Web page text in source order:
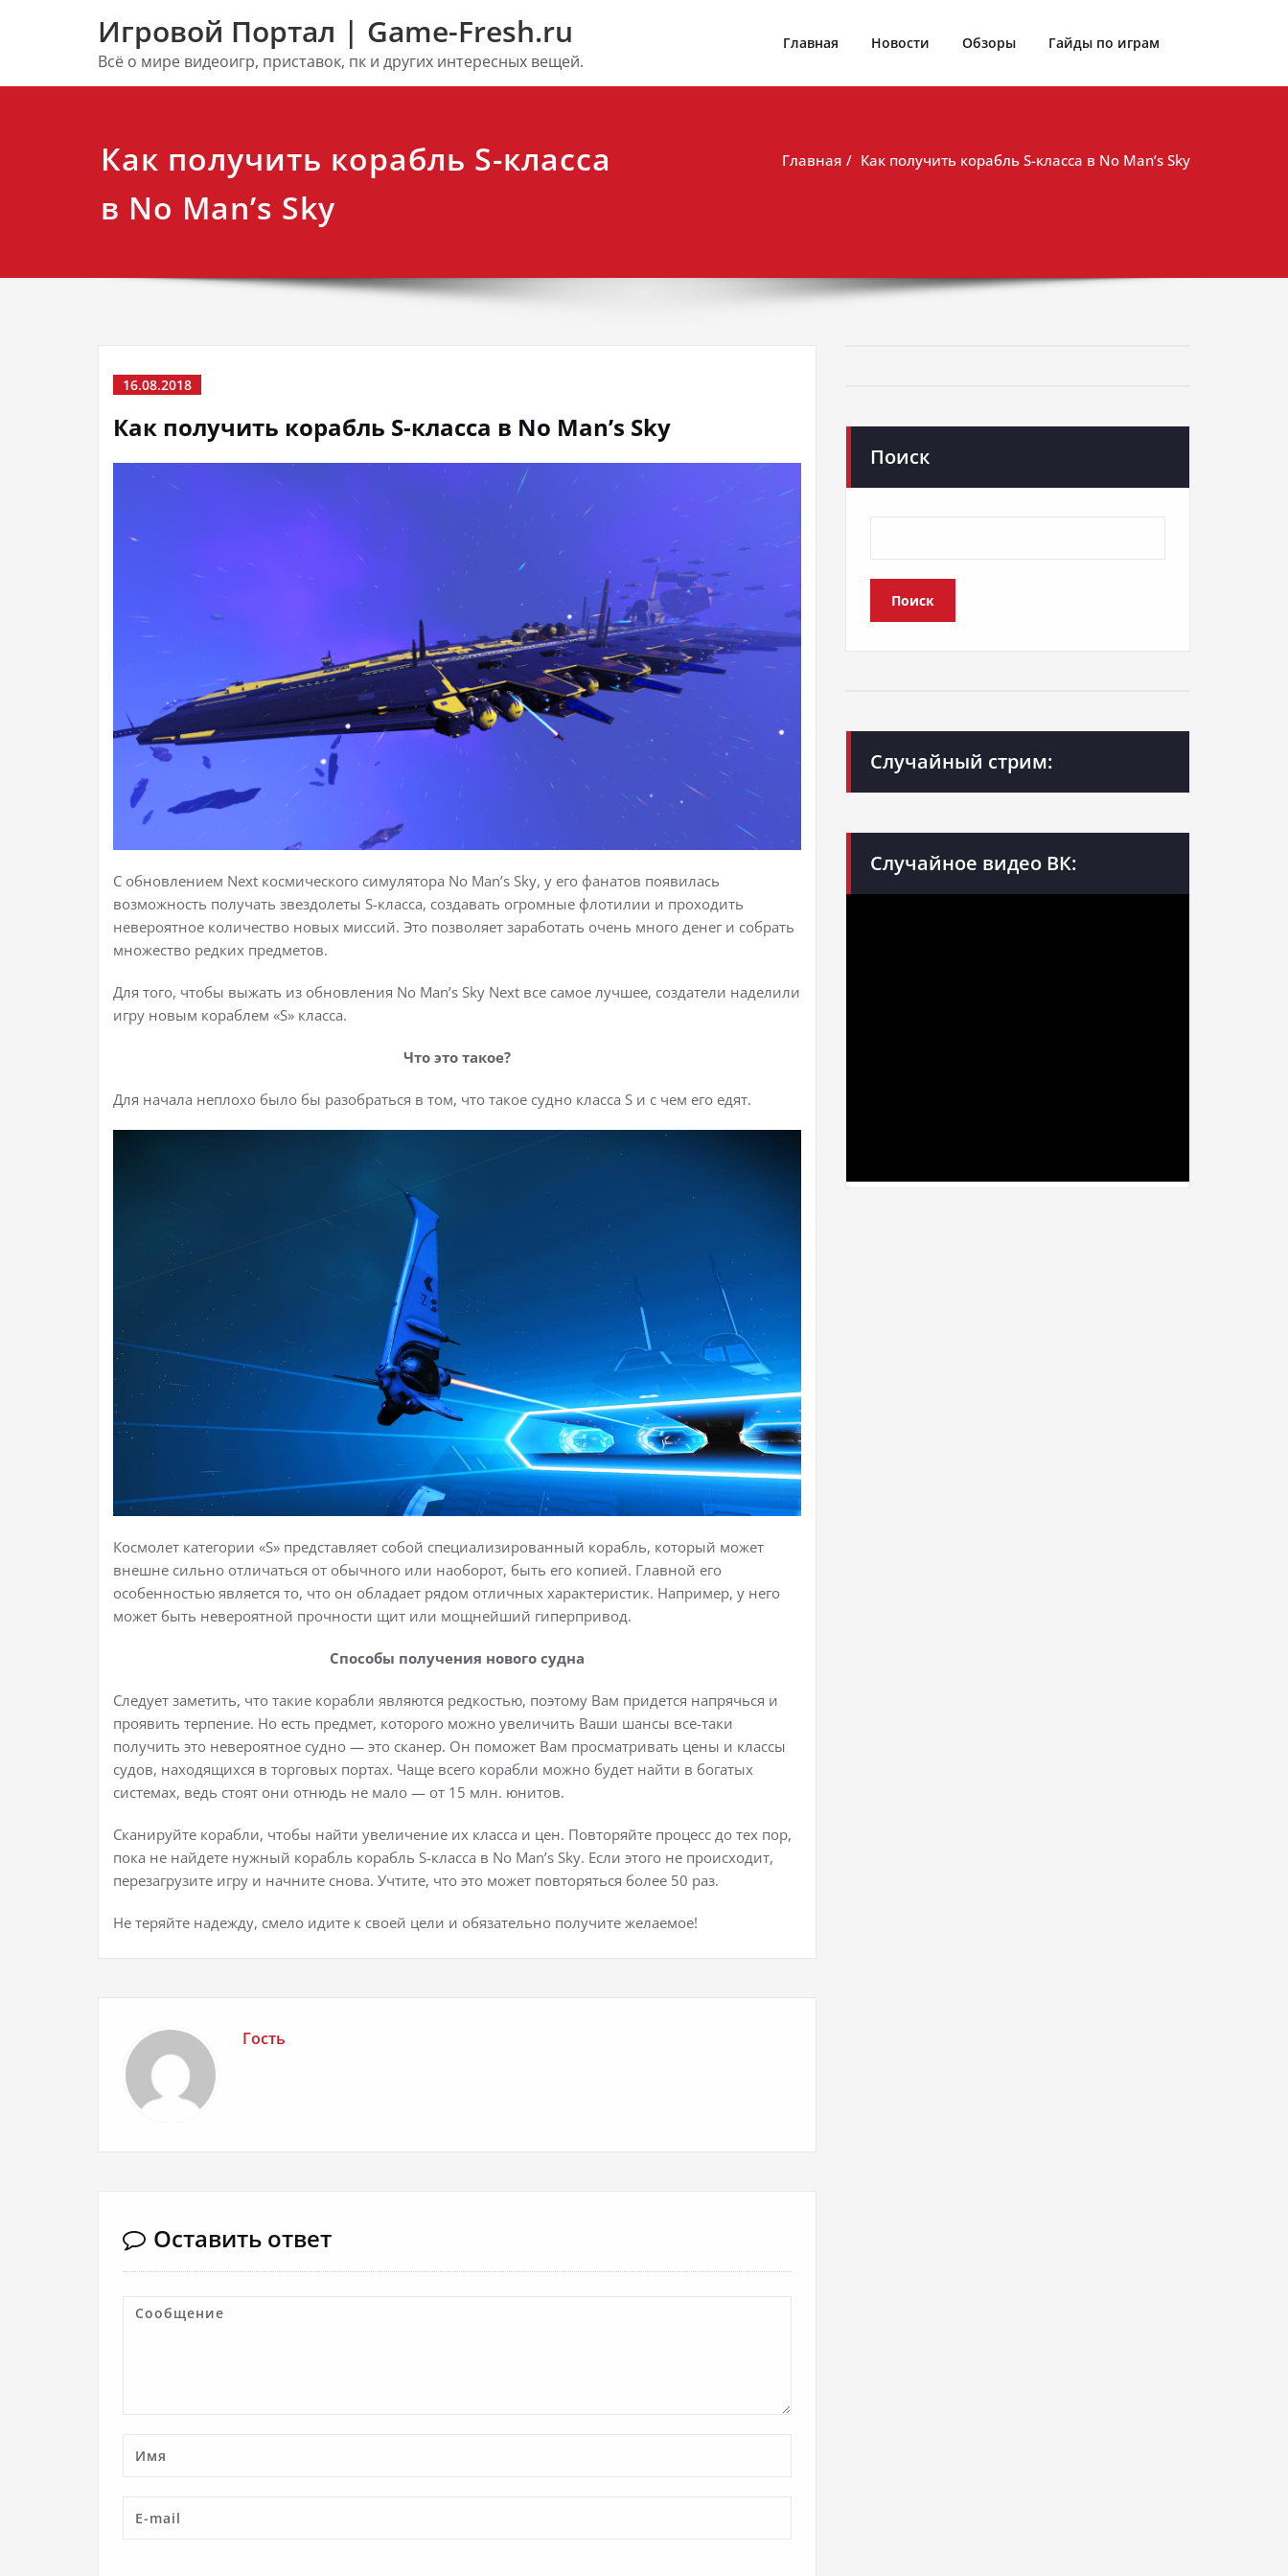
Игровой Портал | Game-Fresh.ru
Всё о мире видеоигр, приставок, пк и других интересных вещей.
Главная Новости Обзоры Гайды по играм
Как получить корабль S-класса
в No Man’s Sky
Главная Как получить корабль S-класса в No Man’s Sky
16.08.2018
Как получить корабль S-класса в No Man’s Sky
С обновлением Next космического симулятора No Man’s Sky, у его фанатов появилась
возможность получать звездолеты S-класса, создавать огромные флотилии и проходить
невероятное количество новых миссий. Это позволяет заработать очень много денег и собрать
множество редких предметов.
Для того, чтобы выжать из обновления No Man’s Sky Next все самое лучшее, создатели наделили
игру новым кораблем «S» класса.
Что это такое?
Для начала неплохо было бы разобраться в том, что такое судно класса S и с чем его едят.
Космолет категории «S» представляет собой специализированный корабль, который может
внешне сильно отличаться от обычного или наоборот, быть его копией. Главной его
особенностью является то, что он обладает рядом отличных характеристик. Например, у него
может быть невероятной прочности щит или мощнейший гиперпривод.
Способы получения нового судна
Следует заметить, что такие корабли являются редкостью, поэтому Вам придется напрячься и
проявить терпение. Но есть предмет, которого можно увеличить Ваши шансы все-таки
получить это невероятное судно — это сканер. Он поможет Вам просматривать цены и классы
судов, находящихся в торговых портах. Чаще всего корабли можно будет найти в богатых
системах, ведь стоят они отнюдь не мало — от 15 млн. юнитов.
Сканируйте корабли, чтобы найти увеличение их класса и цен. Повторяйте процесс до тех пор,
пока не найдете нужный корабль корабль S-класса в No Man’s Sky. Если этого не происходит,
перезагрузите игру и начните снова. Учтите, что это может повторяться более 50 раз.
Не теряйте надежду, смело идите к своей цели и обязательно получите желаемое!
Гость
Оставить ответ
Поиск
Поиск
Случайный стрим:
Случайное видео ВК: